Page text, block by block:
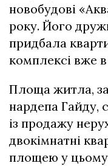
новобудові
року. Його
придбала
комплексі вже в
Площа житла,
нардепа Гайду,
із продажу
двокімнатні
площею у